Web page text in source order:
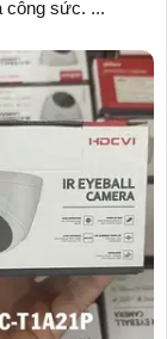
công sức. ...